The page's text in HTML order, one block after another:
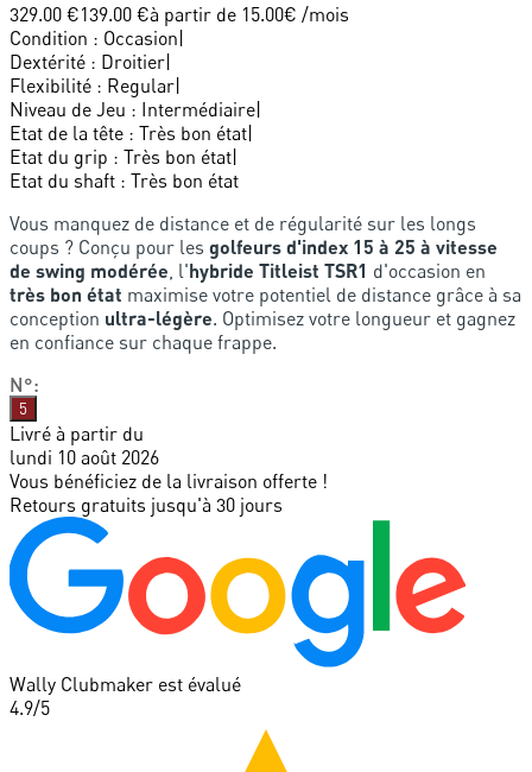
329.00 €139.00 €à partir de 15.00€ /mois
Condition : Occasion|
Dextérité : Droitier|
Flexibilité : Regular|
Niveau de Jeu : Intermédiaire|
Etat de la tête : Très bon état|
Etat du grip : Très bon état|
Etat du shaft : Très bon état
Vous manquez de distance et de régularité sur les longs
coups ? Conçu pour les golfeurs d'index 15 à 25 à vitesse
de swing modérée , l'hybride Titleist TSR1 d'occasion en
très bon état maximise votre potentiel de distance grâce à sa
conception ultra-légère. Optimisez votre longueur et gagnez
en confiance sur chaque frappe.
N°:
5
Livré à partir du
lundi 10 août 2026
Vous bénéficiez de la livraison offerte !
Retours gratuits jusqu'à 30 jours
Wally Clubmaker est évalué
4.9/5